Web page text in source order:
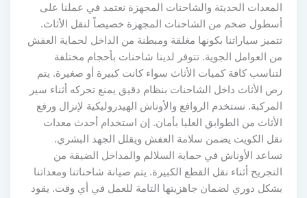
المعدات الحديثة والشاحنات المجهزة نعتمد في عملنا على
أسطول ضخم من الشاحنات المجهزة خصيصاً لنقل الأثاث.
تتميز سياراتنا بكونها مغلقة ومبطنة من الداخل لحماية العفش
من العوامل الجوية. تتوفر لدينا شاحنات بأحجام مختلفة
لتناسب كافة كميات الأثاث سواء كانت كبيرة أو صغيرة. يتم
رص الأثاث داخل الشاحنات بنظام دقيق يمنع تحركه أثناء سير
المركبة. نستخدم الروافع والأوناش الهيدروليكية لإنزال ورفع
الأثاث من الطوابق العليا بأمان. إن استخدام أحدث معدات
نقل الكويت يضمن سلامة العفش ويقلل الجهد البشري.
تساعد الأوناش في حماية السلالم والمداخل الضيقة من
التجريح أثناء نقل القطع الكبيرة. يتم صيانة شاحناتنا ومعداتنا
بشكل دوري لضمان جاهزيتها التامة للعمل في أي وقت. يقود